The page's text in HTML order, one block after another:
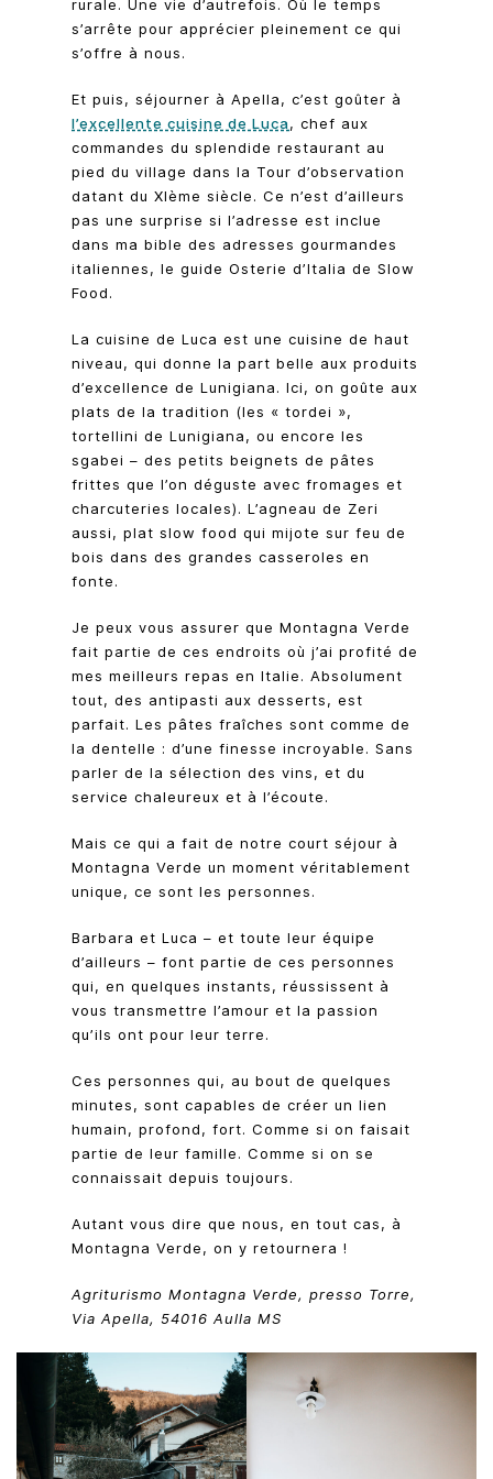
rurale. Une vie d’autrefois. Où le temps
s’arrête pour apprécier pleinement ce qui
s’offre à nous.
Et puis, séjourner à Apella, c’est goûter à
l’excellente cuisine de Luca, chef aux
commandes du splendide restaurant au
pied du village dans la Tour d’observation
datant du XIème siècle. Ce n’est d’ailleurs
pas une surprise si l’adresse est inclue
dans ma bible des adresses gourmandes
italiennes, le guide Osterie d’Italia de Slow
Food.
La cuisine de Luca est une cuisine de haut
niveau, qui donne la part belle aux produits
d’excellence de Lunigiana. Ici, on goûte aux
plats de la tradition (les « tordei »,
tortellini de Lunigiana, ou encore les
sgabei – des petits beignets de pâtes
frittes que l’on déguste avec fromages et
charcuteries locales). L’agneau de Zeri
aussi, plat slow food qui mijote sur feu de
bois dans des grandes casseroles en
fonte.
Je peux vous assurer que Montagna Verde
fait partie de ces endroits où j’ai profité de
mes meilleurs repas en Italie. Absolument
tout, des antipasti aux desserts, est
parfait. Les pâtes fraîches sont comme de
la dentelle : d’une finesse incroyable. Sans
parler de la sélection des vins, et du
service chaleureux et à l’écoute.
Mais ce qui a fait de notre court séjour à
Montagna Verde un moment véritablement
unique, ce sont les personnes.
Barbara et Luca – et toute leur équipe
d’ailleurs – font partie de ces personnes
qui, en quelques instants, réussissent à
vous transmettre l’amour et la passion
qu’ils ont pour leur terre.
Ces personnes qui, au bout de quelques
minutes, sont capables de créer un lien
humain, profond, fort. Comme si on faisait
partie de leur famille. Comme si on se
connaissait depuis toujours.
Autant vous dire que nous, en tout cas, à
Montagna Verde, on y retournera !
Agriturismo Montagna Verde, presso Torre,
Via Apella, 54016 Aulla MS